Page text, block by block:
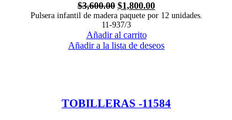
$3,600.00 $1,800.00
Pulsera infantil de madera paquete por 12 unidades.
11-937/3
Añadir al carrito
Añadir a la lista de deseos
TOBILLERAS -11584